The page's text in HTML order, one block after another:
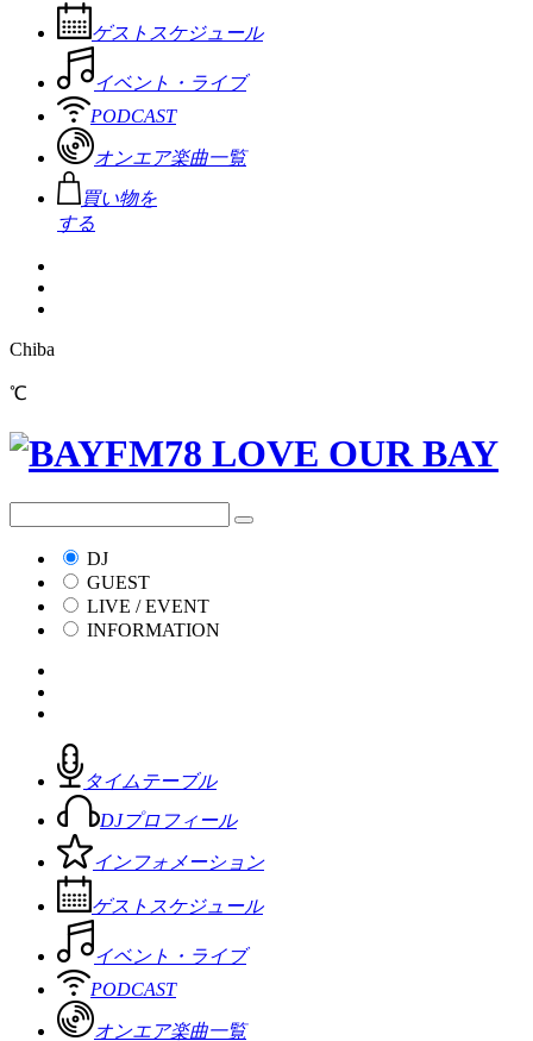
ゲストスケジュール
イベント・ライブ
PODCAST
オンエア楽曲一覧
買い物を
する
Chiba
℃
DJ
GUEST
LIVE / EVENT
INFORMATION
タイムテーブル
DJプロフィール
インフォメーション
ゲストスケジュール
イベント・ライブ
PODCAST
オンエア楽曲一覧